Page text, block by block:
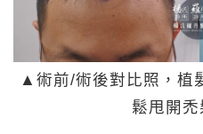
▲術前/術後對比照，植
鬆甩開禿